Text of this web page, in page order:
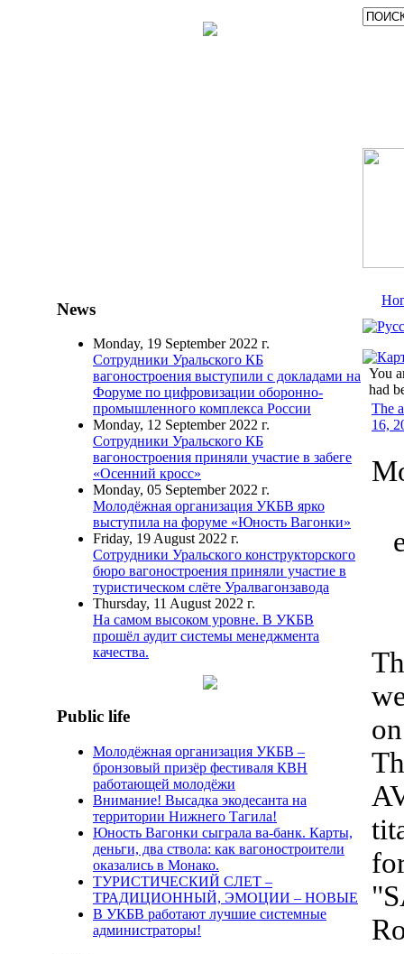
News
Monday, 19 September 2022 г.
Сотрудники Уральского КБ
вагоностроения выступили с докладами на
Форуме по цифровизации оборонно-
промышленного комплекса России
Monday, 12 September 2022 г.
Сотрудники Уральского КБ
вагоностроения приняли участие в забеге
«Осенний кросс»
Monday, 05 September 2022 г.
Молодёжная организация УКБВ ярко
выступила на форуме «Юность Вагонки»
Friday, 19 August 2022 г.
Сотрудники Уральского конструкторского
бюро вагоностроения приняли участие в
туристическом слёте Уралвагонзавода
Thursday, 11 August 2022 г.
На самом высоком уровне. В УКБВ
прошёл аудит системы менеджмента
качества.
Public life
Молодёжная организация УКБВ –
бронзовый призёр фестиваля КВН
работающей молодёжи
Внимание! Высадка экодесанта на
территории Нижнего Тагила!
Юность Вагонки сыграла ва-банк. Карты,
деньги, два ствола: как вагоностроители
оказались в Монако.
ТУРИСТИЧЕСКИЙ СЛЕТ –
ТРАДИЦИОННЫЙ, ЭМОЦИИ – НОВЫЕ
В УКБВ работают лучшие системные
администраторы!
You
had
The
16,